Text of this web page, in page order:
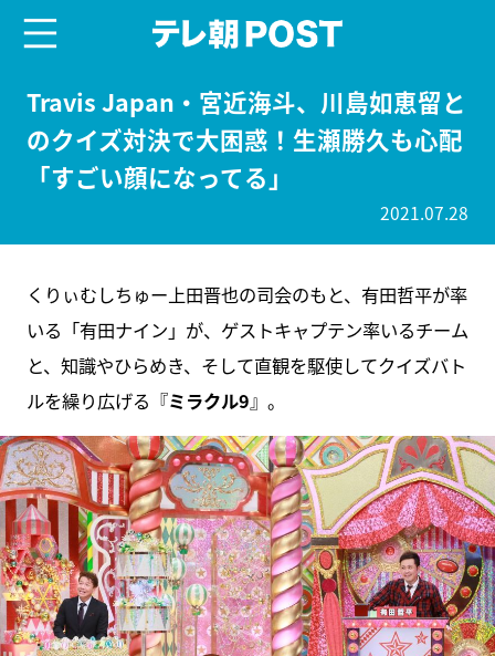
Travis Japan・宮近海斗、川島如恵留と
のクイズ対決で大困惑！生瀬勝久も心配
「すごい顔になってる」
2021.07.28
くりぃむしちゅー上田晋也の司会のもと、有田哲平が率
いる「有田ナイン」が、ゲストキャプテン率いるチーム
と、知識やひらめき、そして直観を駆使してクイズバト
ルを繰り広げる『ミラクル9』。